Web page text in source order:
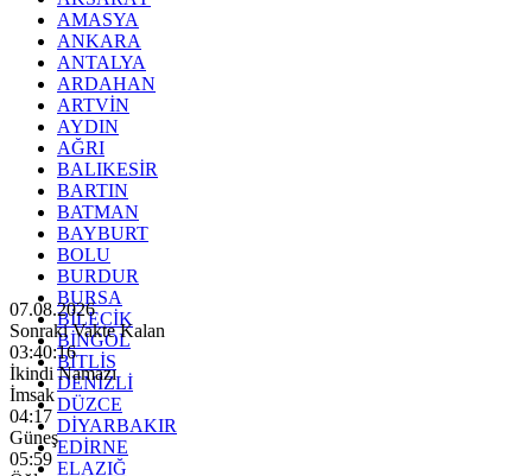
AMASYA
ANKARA
ANTALYA
ARDAHAN
ARTVİN
AYDIN
AĞRI
BALIKESİR
BARTIN
BATMAN
BAYBURT
BOLU
BURDUR
BURSA
BİLECİK
BİNGÖL
BİTLİS
DENİZLİ
DÜZCE
DİYARBAKIR
EDİRNE
ELAZIĞ
07.08.2026
Sonraki Vakte Kalan
03:40:14
İkindi Namazı
İmsak
04:17
Güneş
05:59